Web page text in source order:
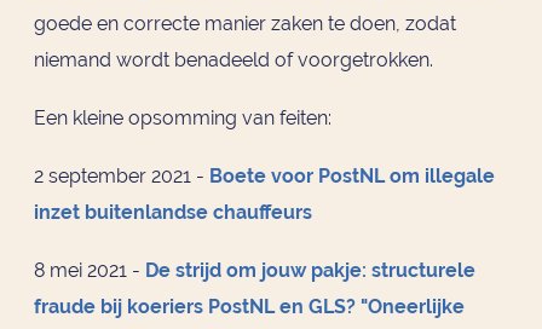
goede en correcte manier zaken te doen, zodat
niemand wordt benadeeld of voorgetrokken.
Een kleine opsomming van feiten:
2 september 2021 - Boete voor PostNL om illegale
inzet buitenlandse chauffeurs
8 mei 2021 - De strijd om jouw pakje: structurele
fraude bij koeriers PostNL en GLS? "Oneerlijke